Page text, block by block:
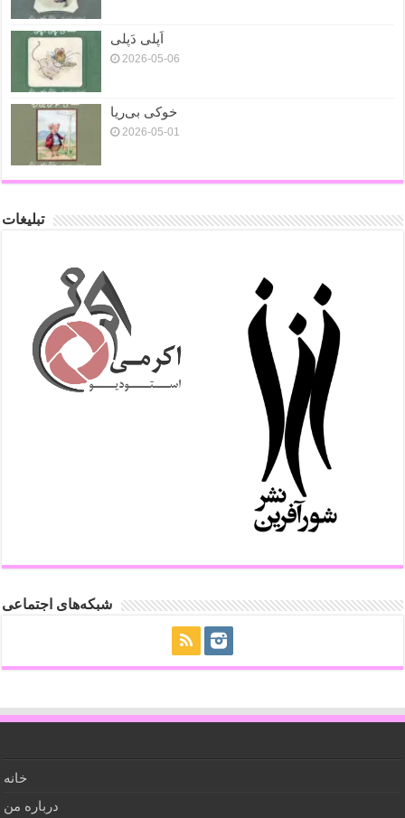
اَپلی دَپلی
2026-05-06
خوکی بی‌ریا
2026-05-01
تبلیغات
شبکه‌های اجتماعی
خانه
درباره من